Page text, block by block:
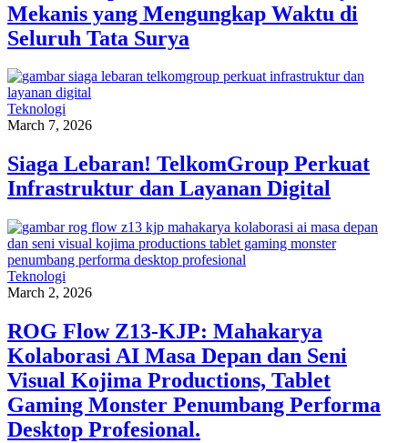
Mekanis yang Mengungkap Waktu di
Seluruh Tata Surya
Teknologi
March 7, 2026
Siaga Lebaran! TelkomGroup Perkuat
Infrastruktur dan Layanan Digital
Teknologi
March 2, 2026
ROG Flow Z13-KJP: Mahakarya
Kolaborasi AI Masa Depan dan Seni
Visual Kojima Productions, Tablet
Gaming Monster Penumbang Performa
Desktop Profesional.